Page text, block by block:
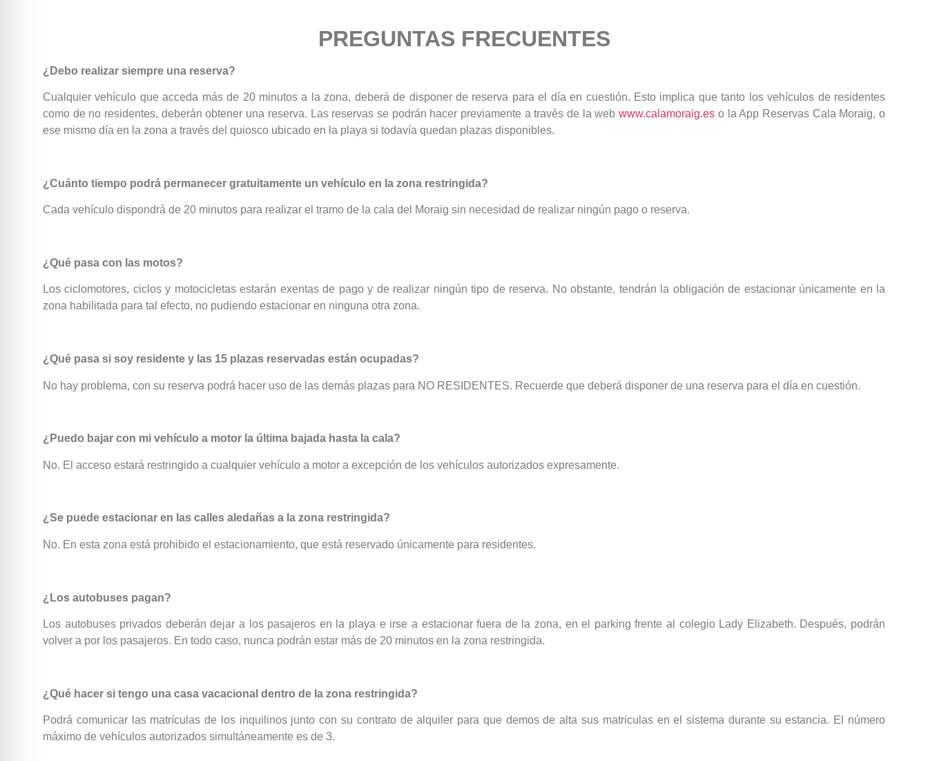
PREGUNTAS FRECUENTES
¿Debo realizar siempre una reserva?
Cualquier vehículo que acceda más de 20 minutos a la zona, deberá de disponer de reserva para el día en cuestión. Esto implica que tanto los vehículos de residentes
como de no residentes, deberán obtener una reserva. Las reservas se podrán hacer previamente a través de la webwww.calamoraig.es o la App Reservas Cala Moraig, o
ese mismo día en la zona a través del quiosco ubicado en la playa si todavía quedan plazas disponibles.
¿Cuánto tiempo podrá permanecer gratuitamente un vehículo en la zona restringida?
Cada vehículo dispondrá de 20 minutos para realizar el tramo de la cala del Moraig sin necesidad de realizar ningún pago o reserva.
¿Qué pasa con las motos?
Los ciclomotores, ciclos y motocicletas estarán exentas de pago y de realizar ningún tipo de reserva. No obstante, tendrán la obligación de estacionar únicamente en la
zona habilitada para tal efecto, no pudiendo estacionar en ninguna otra zona.
¿Qué pasa si soy residente y las 15 plazas reservadas están ocupadas?
No hay problema, con su reserva podrá hacer uso de las demás plazas para NO RESIDENTES. Recuerde que deberá disponer de una reserva para el día en cuestión.
¿Puedo bajar con mi vehículo a motor la última bajada hasta la cala?
No. El acceso estará restringido a cualquier vehículo a motor a excepción de los vehículos autorizados expresamente.
¿Se puede estacionar en las calles aledañas a la zona restringida?
No. En esta zona está prohibido el estacionamiento, que está reservado únicamente para residentes.
¿Los autobuses pagan?
Los autobuses privados deberán dejar a los pasajeros en la playa e irse a estacionar fuera de la zona, en el parking frente al colegio Lady Elizabeth. Después, podrán
volver a por los pasajeros. En todo caso, nunca podrán estar más de 20 minutos en la zona restringida.
¿Qué hacer si tengo una casa vacacional dentro de la zona restringida?
Podrá comunicar las matrículas de los inquilinos junto con su contrato de alquiler para que demos de alta sus matriculas en el sistema durante su estancia. El número
máximo de vehículos autorizados simultáneamente es de 3.